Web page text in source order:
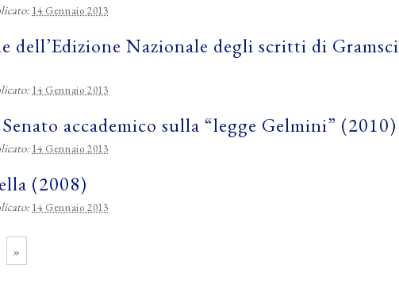
14 Gennaio 2013
dell’Edizione Nazionale degli scritti di Gramsci
14 Gennaio 2013
accademico sulla “legge Gelmini” (2010)
14 Gennaio 2013
(2008)
14 Gennaio 2013
»